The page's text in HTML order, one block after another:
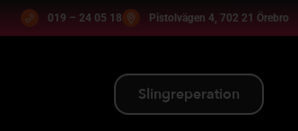
019 – 24 05 18 Pistolvägen 4, 702 21 Örebro
Slingreperation